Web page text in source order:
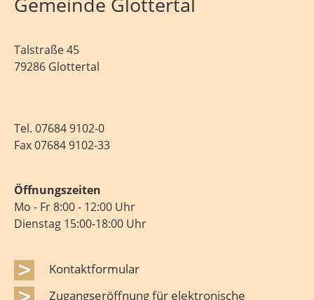
Gemeinde Glottertal
Talstraße 45
79286 Glottertal
Tel. 07684 9102-0
Fax 07684 9102-33
Öffnungszeiten
Mo - Fr 8:00 - 12:00 Uhr
Dienstag 15:00-18:00 Uhr
Kontaktformular
Zugangseröffnung für elektronische